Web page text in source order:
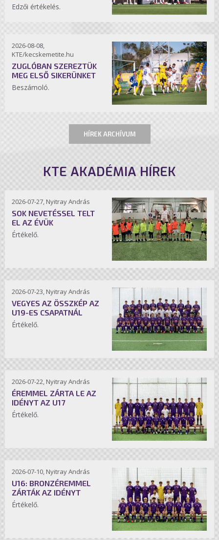
Edzői értékelés.
2026-08-08,
KTE/kecskemetite.hu
ZUGLÓBAN SZEREZTÜK
MEG ELSŐ SIKERÜNKET
Beszámoló.
HÍREK ARCHÍVUM
KTE AKADÉMIA HÍREK
2026-07-27, Nyitray András
SOK NEVETÉSSEL TELT
EL AZ ÉVÜK
Értékelő.
2026-07-23, Nyitray András
VEGYES AZ ÖSSZKÉP AZ
U19-ES CSAPATNÁL
Értékelő.
2026-07-22, Nyitray András
ÉREMMEL ZÁRTA LE AZ
IDÉNYT AZ U17
Értékelő.
2026-07-10, Nyitray András
U16: BRONZÉREMMEL
ZÁRTÁK AZ IDÉNYT
Értékelő.